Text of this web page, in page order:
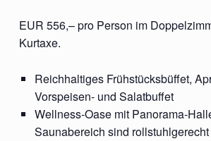
EUR 556,– pro Person im
Kurtaxe.
Reichhaltiges Frühstücksbüffet,
Vorspeisen- und Salatbuffet
Wellness-Oase mit Panorama-
Saunabereich sind